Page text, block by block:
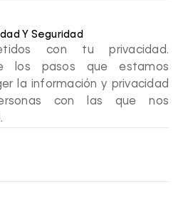
Y Seguridad
con tu privacidad.
los pasos que estamos
la información y privacidad
con las que nos